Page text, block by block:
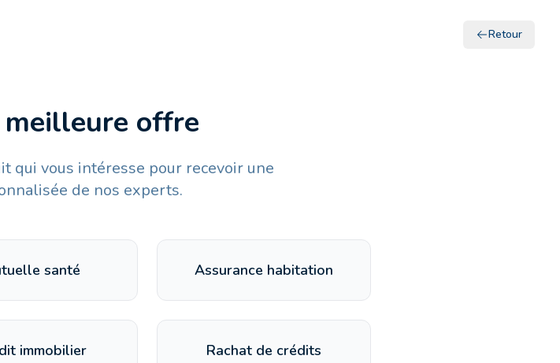
Retour
offre
qui vous intéresse pour recevoir une
de nos experts.
santé Assurance habitation
immobilier Rachat de crédits